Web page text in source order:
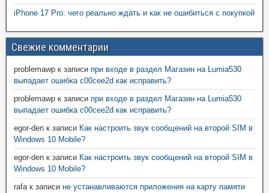
iPhone 17 Pro: чего реально ждать и как не ошибиться с покупкой
Свежие комментарии
problemawp к записи при входе в раздел Магазин на Lumia530
выпадает ошибка c00cee2d как исправить?
problemawp к записи при входе в раздел Магазин на Lumia530
выпадает ошибка c00cee2d как исправить?
egor-den к записи Как настроить звук сообщений на второй SIM в
Windows 10 Mobile?
egor-den к записи Как настроить звук сообщений на второй SIM в
Windows 10 Mobile?
rafaк записи не устанавливаются приложения на карту памяти